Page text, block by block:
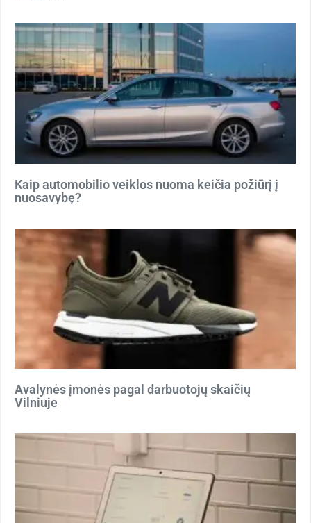
Kaip automobilio veiklos nuoma keičia požiūrį į
nuosavybę?
Avalynės įmonės pagal darbuotojų skaičių
Vilniuje